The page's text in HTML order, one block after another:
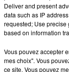
Deliver and present
data such as IP
requested; Use precise
based on information
Vous pouvez accepter
mes choix". Vous
ce site. Vous pouvez